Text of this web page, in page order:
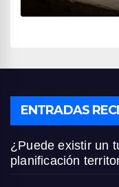
ENTRADAS
¿Puede existir un
planificación